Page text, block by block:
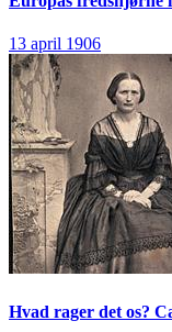
13 april 1906
Hvad rager det os?